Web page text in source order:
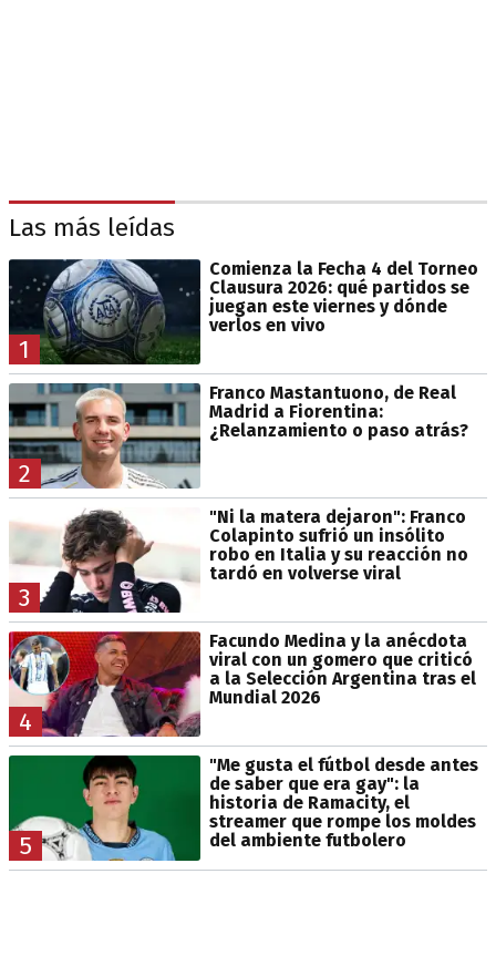
Las más leídas
1
Comienza la Fecha 4 del Torneo
Clausura 2026: qué partidos se
juegan este viernes y dónde
verlos en vivo
2
Franco Mastantuono, de Real
Madrid a Fiorentina:
¿Relanzamiento o paso atrás?
3
"Ni la matera dejaron": Franco
Colapinto sufrió un insólito
robo en Italia y su reacción no
tardó en volverse viral
4
Facundo Medina y la anécdota
viral con un gomero que criticó
a la Selección Argentina tras el
Mundial 2026
5
"Me gusta el fútbol desde antes
de saber que era gay": la
historia de Ramacity, el
streamer que rompe los moldes
del ambiente futbolero